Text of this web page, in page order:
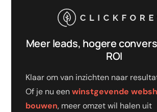
Meer leads, hogere
ROI
Klaar om van inzichten naar
Of je nu eenwinstgevende
bouwen, meer omzet wil halen uit